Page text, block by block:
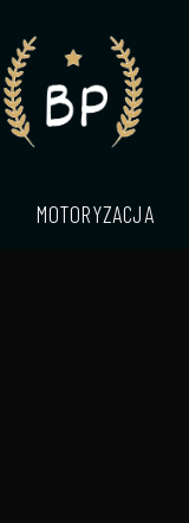
MOTORYZACJA